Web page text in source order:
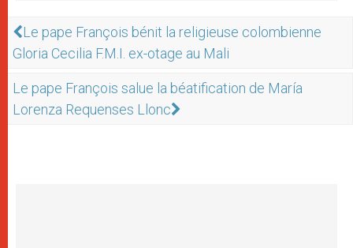
Le pape François bénit la religieuse colombienne
Gloria Cecilia F.M.I. ex-otage au Mali
Le pape François salue la béatification de María
Lorenza Requenses Llonc